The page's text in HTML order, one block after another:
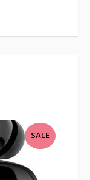
SALEPRODUCT
ON